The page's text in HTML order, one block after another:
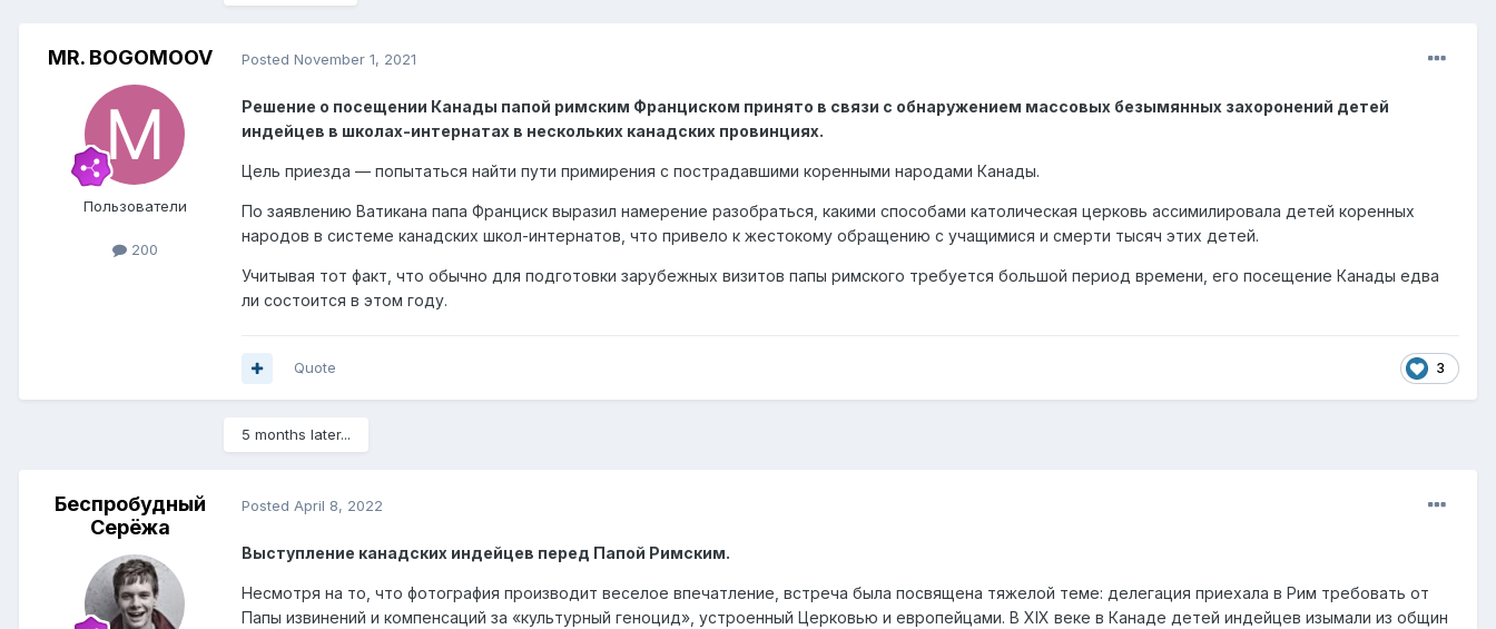
MR. BOGOMOOV
Пользователи
200
Posted November 1, 2021
Решение о посещении Канады папой римским Франциском принято в связи с обнаружением массовых безымянных захоронений детей
индейцев в школах-интернатах в нескольких канадских провинциях.
Цель приезда — попытаться найти пути примирения с пострадавшими коренными народами Канады.
По заявлению Ватикана папа Франциск выразил намерение разобраться, какими способами католическая церковь ассимилировала детей коренных
народов в системе канадских школ-интернатов, что привело к жестокому обращению с учащимися и смерти тысяч этих детей.
Учитывая тот факт, что обычно для подготовки зарубежных визитов папы римского требуется большой период времени, его посещение Канады едва
ли состоится в этом году.
3
Quote
5 months later...
Беcпробудный
Серёжа
Posted April 8, 2022
Выступление канадских индейцев перед Папой Римским.
Несмотря на то, что фотография производит веселое впечатление, встреча была посвящена тяжелой теме: делегация приехала в Рим требовать от
Папы извинений и компенсаций за «культурный геноцид», устроенный Церковью и европейцами. В XIX веке в Канаде детей индейцев изымали из общин